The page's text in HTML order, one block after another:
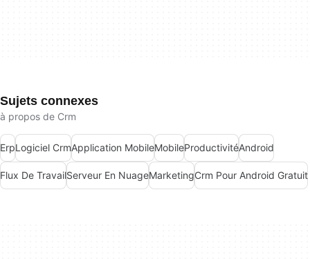
Sujets connexes
à propos de Crm
ErpLogiciel CrmApplication MobileMobileProductivitéAndroid
Flux De TravailServeur En NuageMarketingCrm Pour Android Gratuit